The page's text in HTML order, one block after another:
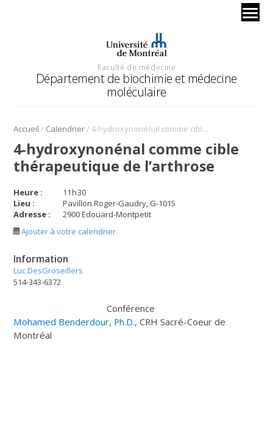
Faculté de médecine
Département de biochimie et médecine
moléculaire
Accueil / Calendrier/ 4‐hydroxynonénal comme cible thérapeutique de l’arthrose
4‐hydroxynonénal comme cible
thérapeutique de l’arthrose
Heure : 11h30
Lieu :
Pavillon Roger-Gaudry, G-1015
Adresse :
2900 Edouard-Montpetit
Ajouter à votre calendrier
Information
Luc DesGroseillers
514-343-6372
Conférence
Mohamed Benderdour, Ph.D., CRH Sacré-Coeur de
Montréal